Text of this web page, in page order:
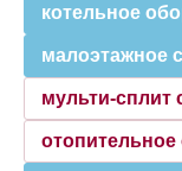
котельное
малоэтажное
мульти-сплит